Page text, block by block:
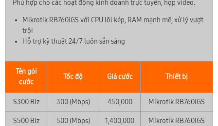
Phù hợp cho các hoạt động kinh doanh trực tuyến, họp video.
Mikrotik RB760iGS với CPU lõi kép, RAM mạnh mẽ, xử lý vượt
trội
Hỗ trợ kỹ thuật 24/7 luôn sẵn sàng
Tên gói
cước
Tốc độ Giá cước Thiết bị
S300 Biz 300 (Mbps) 450,000 Mikrotik RB760iGS
S500 Biz 500 (Mbps) 1,400,000 Mikrotik RB760iGS
×
🎁 ƯU ĐÃI THÁNG 08/2026
Lắp đặt nhanh chóng trong 24h